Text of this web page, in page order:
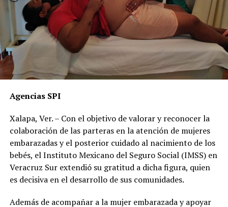
Agencias SPI
Xalapa, Ver. – Con el objetivo de valorar y reconocer la
colaboración de las parteras en la atención de mujeres
embarazadas y el posterior cuidado al nacimiento de los
bebés, el Instituto Mexicano del Seguro Social (IMSS) en
Veracruz Sur extendió su gratitud a dicha figura, quien
es decisiva en el desarrollo de sus comunidades.
Además de acompañar a la mujer embarazada y apoyar